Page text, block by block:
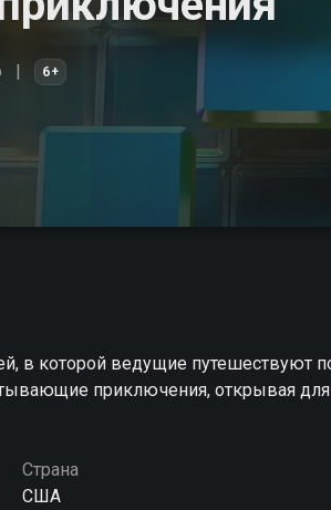
6+
в которой ведущие
приключения, открывая для
Страна
США